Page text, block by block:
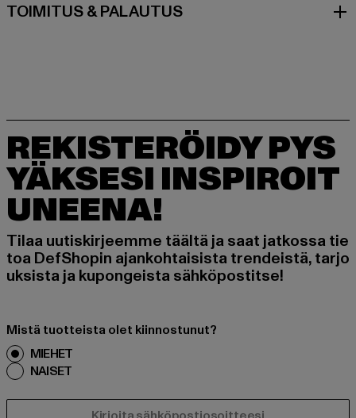
TOIMITUS & PALAUTUS
REKISTERÖIDY PYS
YÄKSESI INSPIROIT
UNEENA!
Tilaa uutiskirjeemme täältä ja saat jatkossa tie
toa DefShopin ajankohtaisista trendeistä, tarjo
uksista ja kupongeista sähköpostitse!
Mistä tuotteista olet kiinnostunut?
MIEHET
NAISET